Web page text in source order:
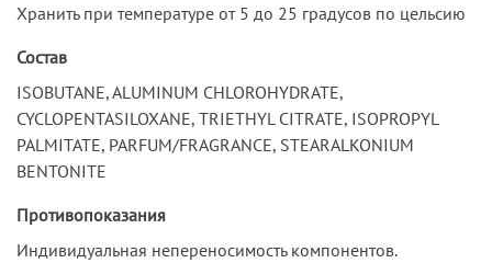
Хранить при температуре от 5 до 25 градусов по цельсию
Состав
ISOBUTANE, ALUMINUM CHLOROHYDRATE,
CYCLOPENTASILOXANE, TRIETHYL CITRATE, ISOPROPYL
PALMITATE, PARFUM/FRAGRANCE, STEARALKONIUM
BENTONITE
Противопоказания
Индивидуальная непереносимость компонентов.